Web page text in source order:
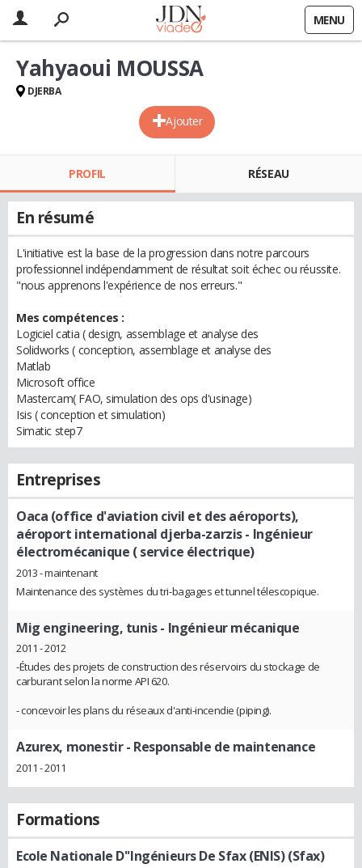
MENU
Ajouter
Yahyaoui MOUSSA
DJERBA
PROFIL RÉSEAU
En résumé
L'initiative est la base de la progression dans notre parcours
professionnel indépendamment de résultat soit échec ou réussite.
"nous apprenons l'expérience de nos erreurs."
Mes compétences :
Logiciel catia ( design, assemblage et analyse des
Solidworks ( conception, assemblage et analyse des
Matlab
Microsoft office
Mastercam( FAO, simulation des ops d'usinage)
Isis ( conception et simulation)
Simatic step7
Entreprises
Oaca (office d'aviation civil et des aéroports),
aéroport international djerba-zarzis- Ingénieur
électromécanique ( service électrique)
2013 - maintenant
Maintenance des systèmes du tri-bagages et tunnel télescopique.
Mig engineering, tunis- Ingénieur mécanique
2011 - 2012
-Études des projets de construction des réservoirs du stockage de
carburant selon la norme API 620.
- concevoir les plans du réseaux d'anti-incendie (piping).
Azurex, monestir- Responsable de maintenance
2011 - 2011
Formations
Ecole Nationale D''Ingénieurs De Sfax (ENIS) (Sfax)